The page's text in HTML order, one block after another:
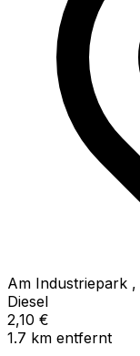
Am Industriepark ,
Diesel
2,10 €
1.7 km entfernt